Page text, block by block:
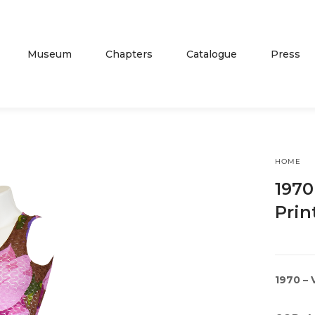
Museum Chapters Catalogue Press
HOME
1970 –